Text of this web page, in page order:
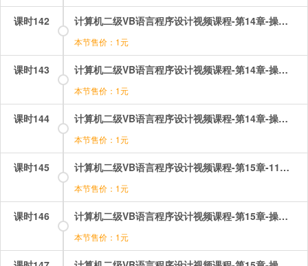
课时142 计算机二级VB语言程序设计视频课程-第14章-操作：统计字母出现的次数（2）.mp4
本节售价：1元
课时143 计算机二级VB语言程序设计视频课程-第14章-操作：随机文件驱动器列表框目录列表框.mp4
本节售价：1元
课时144 计算机二级VB语言程序设计视频课程-第14章-操作：顺序文件的读操作.mp4
本节售价：1元
课时145 计算机二级VB语言程序设计视频课程-第15章-11菜单程序设计.mp4
本节售价：1元
课时146 计算机二级VB语言程序设计视频课程-第15章-操作：下拉式菜单.mp4
本节售价：1元